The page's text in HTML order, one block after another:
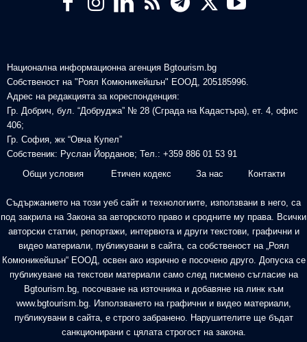
Национална информационна агенция Bgtourism.bg
Собственост на "Роял Комюникейшън" ЕООД, 205185996.
Адрес на редакцията за кореспонденция:
Гр. Добрич, бул. “Добруджа” № 28 (Сграда на Кадастъра), ет. 4, офис
406;
Гр. София, жк “Овча Купел”
Собственик: Руслан Йорданов; Тел.: +359 886 01 53 91
Общи условия
Етичен кодекс За нас Контакти
Съдържанието на този уеб сайт и технологиите, използвани в него, са
под закрила на Закона за авторското право и сродните му права. Всички
авторски статии, репортажи, интервюта и други текстови, графични и
видео материали, публикувани в сайта, са собственост на „Роял
Комюникейшън“ ЕООД, освен ако изрично е посочено друго. Допуска се
публикуване на текстови материали само след писмено съгласие на
Bgtourism.bg, посочване на източника и добавяне на линк към
www.bgtourism.bg. Използването на графични и видео материали,
публикувани в сайта, е строго забранено. Нарушителите ще бъдат
санкционирани с цялата строгост на закона.